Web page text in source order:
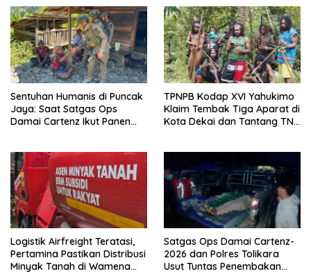
Sentuhan Humanis di Puncak
Jaya: Saat Satgas Ops
Damai Cartenz Ikut Panen
TPNPB Kodap XVI Yahukimo
Klaim Tembak Tiga Aparat di
Kota Dekai dan Tantang TNI-
Logistik Airfreight Teratasi,
Pertamina Pastikan Distribusi
Minyak Tanah di Wamena
Satgas Ops Damai Cartenz-
2026 dan Polres Tolikara
Usut Tuntas Penembakan